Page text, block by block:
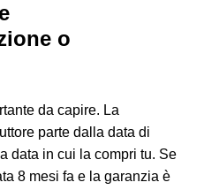
o
da capire. La
parte dalla data di
data in cui la compri tu. Se
8 mesi fa e la garanzia è